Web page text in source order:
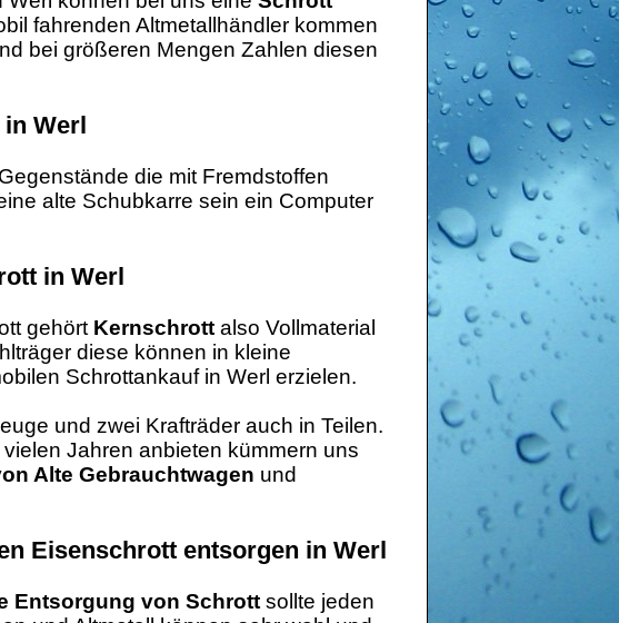
fahrenden Altmetallhändler kommen
bei größeren Mengen Zahlen diesen
Werl
die mit Fremdstoffen
alte Schubkarre sein ein Computer
in Werl
gehört Kernschrott also Vollmaterial
diese können in kleine
Schrottankauf in Werl erzielen.
und zwei Krafträder auch in Teilen.
Jahren anbieten kümmern uns
Alte Gebrauchtwagen und
Eisenschrott entsorgen in Werl
Entsorgung von Schrott sollte jeden